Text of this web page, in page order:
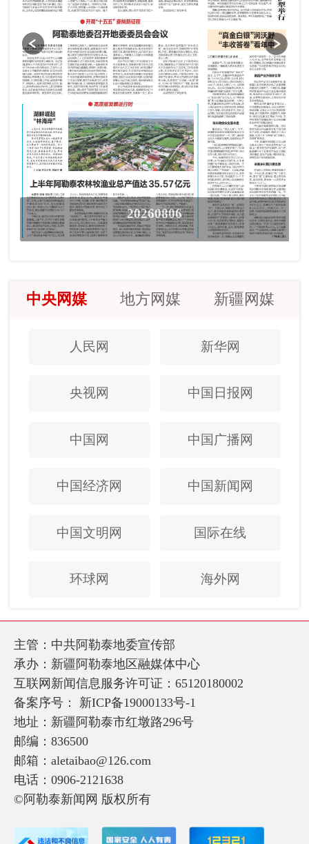
20260806
中央网媒 地方网媒 新疆网媒
人民网 新华网
央视网 中国日报网
中国网 中国广播网
中国经济网 中国新闻网
中国文明网 国际在线
环球网 海外网
主管：中共阿勒泰地委宣传部
承办：新疆阿勒泰地区融媒体中心
互联网新闻信息服务许可证：65120180002
备案序号： 新ICP备19000133号-1
地址：新疆阿勒泰市红墩路296号
邮编：836500
邮箱：aletaibao@126.com
电话：0906-2121638
©阿勒泰新闻网 版权所有